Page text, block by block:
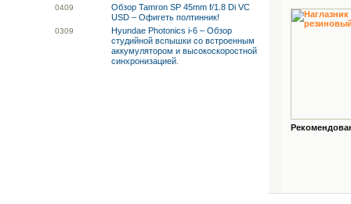
0409
Обзор Tamron SP 45mm f/1.8 Di VC
USD – Офигеть полтинник!
0309
Hyundae Photonics i-6 – Обзор
студийной вспышки со встроенным
аккумулятором и высокоскоростной
синхронизацией.